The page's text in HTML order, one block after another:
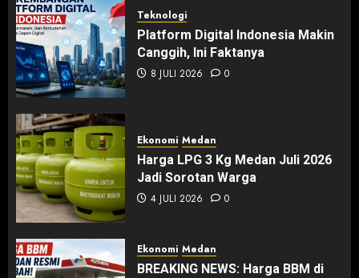
Teknologi
Platform Digital Indonesia Makin
Canggih, Ini Faktanya
8 JULI 2026 0
Ekonomi Medan
Harga LPG 3 Kg Medan Juli 2026
Jadi Sorotan Warga
4 JULI 2026 0
Ekonomi Medan
BREAKING NEWS: Harga BBM di